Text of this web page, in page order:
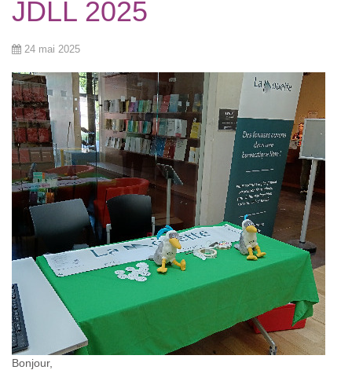
JDLL 2025
24 mai 2025
Bonjour,